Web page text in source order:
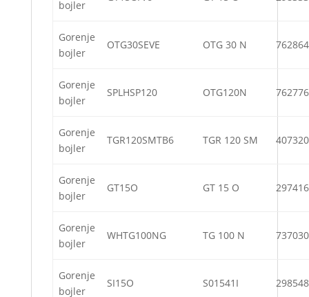
bojler
Gorenje
bojler
OTG30SEVE OTG 30 N 762864
Gorenje
bojler
SPLHSP120 OTG120N 762776
Gorenje
bojler
TGR120SMTB6 TGR 120 SM 407320
Gorenje
bojler
GT15O GT 15 O 297416
Gorenje
bojler
WHTG100NG TG 100 N 737030
Gorenje
bojler
SI15O S01541I 298548